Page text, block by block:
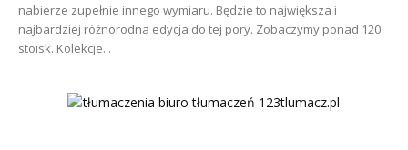
nabierze zupełnie innego wymiaru. Będzie to największa i
najbardziej różnorodna edycja do tej pory. Zobaczymy ponad 120
stoisk. Kolekcje...